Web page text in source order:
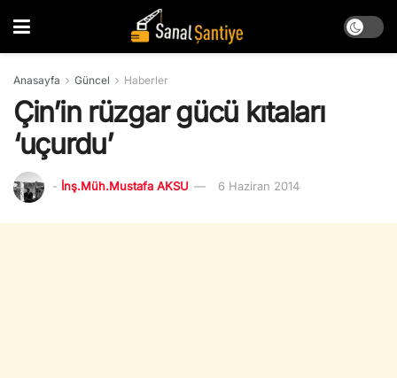
Anasayfa Güncel Haberler
Çin’in rüzgar gücü kıtaları
‘uçurdu’
- İnş.Müh.Mustafa AKSU 6 Haziran 2014